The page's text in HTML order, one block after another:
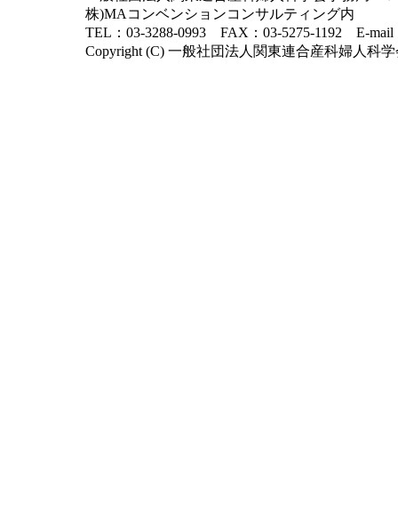
株)MAコンベンションコンサルティング内
TEL：03-3288-0993 FAX：03-5275-1192 E-mail
Copyright (C) 一般社団法人関東連合産科婦人科